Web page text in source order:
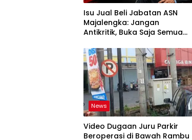
Isu Jual Beli Jabatan ASN
Majalengka: Jangan
Antikritik, Buka Saja Semua
Jabatan kepada Publik Oleh:
Aceng Syamsul Hadie, S.Sos.,
MM. Ketua Dewan Pembina
Pusat ASWIN
News
Video Dugaan Juru Parkir
Beroperasi di Bawah Rambu